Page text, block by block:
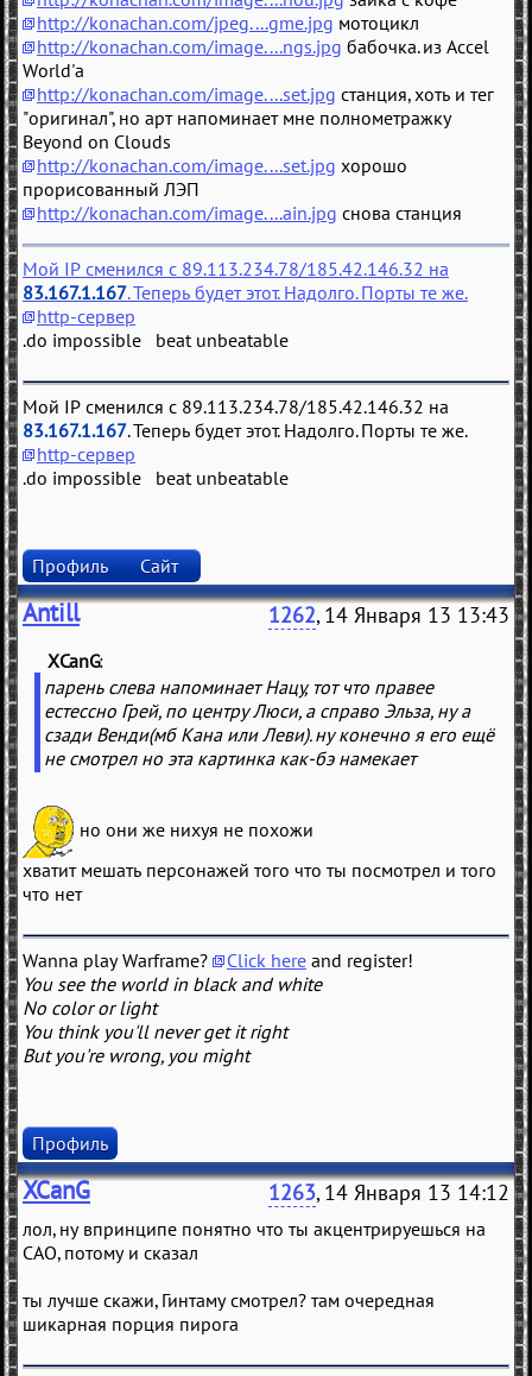
http://konachan.com/jpeg....gme.jpg мотоцикл
http://konachan.com/image....ngs.jpg бабочка. из Accel
World'а
http://konachan.com/image....set.jpg станция, хоть и тег
"оригинал", но арт напоминает мне полнометражку
Beyond on Clouds
http://konachan.com/image....set.jpg хорошо
прорисованный ЛЭП
http://konachan.com/image....ain.jpg снова станция
Мой IP сменился с 89.113.234.78/185.42.146.32 на
83.167.1.167. Теперь будет этот. Надолго. Порты те же.
http-сервер
.do impossible beat unbeatable
Мой IP сменился с 89.113.234.78/185.42.146.32 на
83.167.1.167. Теперь будет этот. Надолго. Порты те же.
http-сервер
.do impossible beat unbeatable
Профиль Сайт
Antill 1262, 14 Января 13 13:43
XCanG
парень слева напоминает Нацу, тот что правее
естессно Грей, по центру Люси, а справо Эльза, ну а
сзади Венди(мб Кана или Леви). ну конечно я его ещё
не смотрел но эта картинка как-бэ намекает
но они же нихуя не похожи
хватит мешать персонажей того что ты посмотрел и того
что нет
Wanna play Warframe? Click here and register!
You see the world in black and white
No color or light
You think you'll never get it right
But you're wrong, you might
Профиль
XCanG 1263, 14 Января 13 14:12
лол, ну впринципе понятно что ты акцентрируешься на
САО, потому и сказал
ты лучше скажи, Гинтаму смотрел? там очередная
шикарная порция пирога